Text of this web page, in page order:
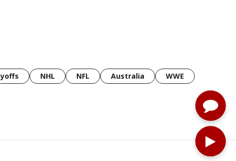
NHL NFL Australia
WWE